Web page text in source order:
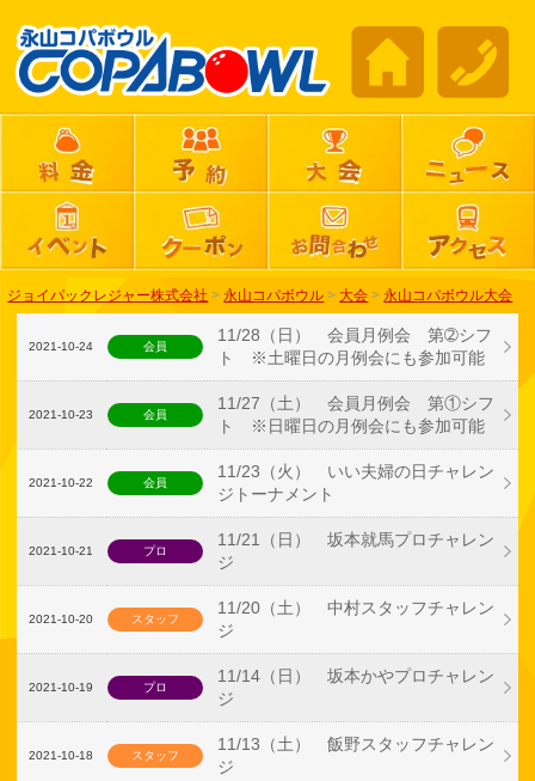
ジョイパックレジャー株式会社 > 永山コパボウル > 大会 > 永山コパボウル大会
2021-10-24 会員
11/28（日） 会員月例会 第➁シフ
ト ※土曜日の月例会にも参加可能
2021-10-23 会員
11/27（土） 会員月例会 第①シフ
ト ※日曜日の月例会にも参加可能
2021-10-22 会員
11/23（火） いい夫婦の日チャレン
ジトーナメント
2021-10-21 プロ
11/21（日） 坂本就馬プロチャレン
ジ
2021-10-20 スタッフ
11/20（土） 中村スタッフチャレン
ジ
2021-10-19 プロ
11/14（日） 坂本かやプロチャレン
ジ
2021-10-18 スタッフ
11/13（土） 飯野スタッフチャレン
ジ